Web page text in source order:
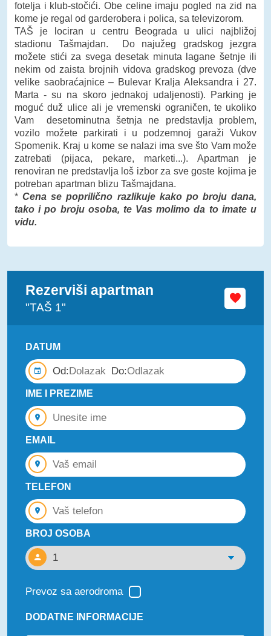
Rezerviši apartman
"TAŠ 1"
DATUM
Od: Do:
IME I PREZIME
EMAIL
TELEFON
BROJ OSOBA
Prevoz sa aerodroma
DODATNE INFORMACIJE
fotelja i klub-stočići. Obe celine imaju pogled na zid na
kome je regal od garderobera i polica, sa televizorom.
TAŠ je lociran u centru Beograda u ulici najbližoj
stadionu Tašmajdan. Do najužeg gradskog jezgra
možete stići za svega desetak minuta lagane šetnje ili
nekim od zaista brojnih vidova gradskog prevoza (dve
velike saobraćajnice – Bulevar Kralja Aleksandra i 27.
Marta - su na skoro jednakoj udaljenosti). Parking je
moguć duž ulice ali je vremenski ograničen, te ukoliko
Vam desetominutna šetnja ne predstavlja problem,
vozilo možete parkirati i u podzemnoj garaži Vukov
Spomenik. Kraj u kome se nalazi ima sve što Vam može
zatrebati (pijaca, pekare, marketi...). Apartman je
renoviran ne predstavlja loš izbor za sve goste kojima je
potreban apartman blizu Tašmajdana.
*Cena se poprilično razlikuje kako po broju dana,
tako i po broju osoba, te Vas molimo da to imate u
vidu.